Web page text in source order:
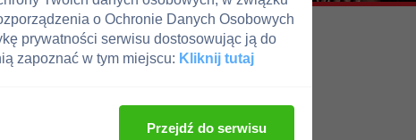
o Ochronie Danych Osobowych
prywatności serwisu dostosowując ją do
zapoznać w tym miejscu: Kliknij tutaj
Przejdź do serwisu